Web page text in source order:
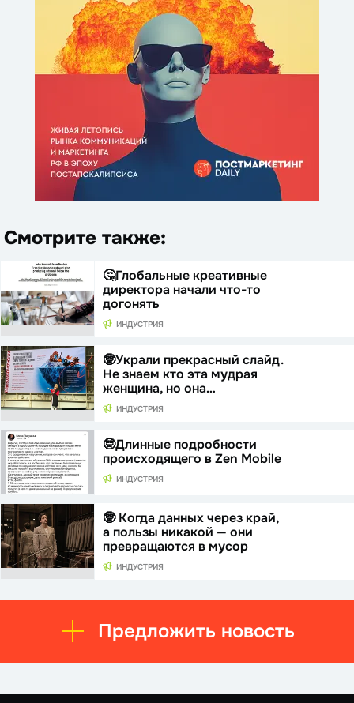
Смотрите также:
🤔Глобальные креативные
директора начали что-то
догонять
ИНДУСТРИЯ
🤓Украли прекрасный слайд.
Не знаем кто эта мудрая
женщина, но она…
ИНДУСТРИЯ
🤓Длинные подробности
происходящего в Zen Mobile
ИНДУСТРИЯ
🤓 Когда данных через край,
а пользы никакой — они
превращаются в мусор
ИНДУСТРИЯ
Предложить новость